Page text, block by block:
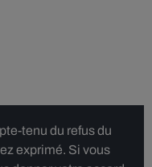
tenu du refus du
exprimé. Si vous